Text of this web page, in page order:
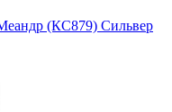
(КС879) Сильвер